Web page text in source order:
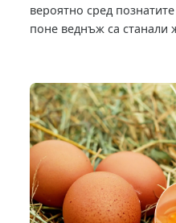
вероятно сред
поне веднъж са станали